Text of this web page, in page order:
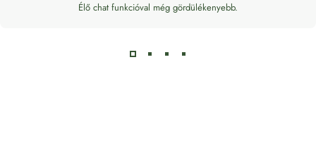
Élő chat funkcióval még gördülékenyebb.